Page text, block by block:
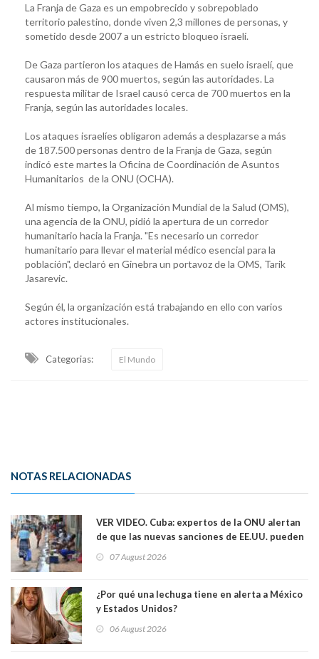
La Franja de Gaza es un empobrecido y sobrepoblado
territorio palestino, donde viven 2,3 millones de personas, y
sometido desde 2007 a un estricto bloqueo israelí.
De Gaza partieron los ataques de Hamás en suelo israelí, que
causaron más de 900 muertos, según las autoridades. La
respuesta militar de Israel causó cerca de 700 muertos en la
Franja, según las autoridades locales.
Los ataques israelíes obligaron además a desplazarse a más
de 187.500 personas dentro de la Franja de Gaza, según
indicó este martes la Oficina de Coordinación de Asuntos
Humanitarios de la ONU (OCHA).
Al mismo tiempo, la Organización Mundial de la Salud (OMS),
una agencia de la ONU, pidió la apertura de un corredor
humanitario hacia la Franja. "Es necesario un corredor
humanitario para llevar el material médico esencial para la
población", declaró en Ginebra un portavoz de la OMS, Tarik
Jasarevic.
Según él, la organización está trabajando en ello con varios
actores institucionales.
Categorias: El Mundo
NOTAS RELACIONADAS
VER VIDEO. Cuba: expertos de la ONU alertan
de que las nuevas sanciones de EE.UU. pueden
07 August 2026
¿Por qué una lechuga tiene en alerta a México
y Estados Unidos?
06 August 2026